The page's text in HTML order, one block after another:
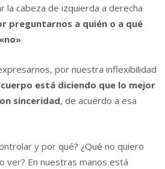
la cabeza de izquierda a derecha
preguntarnos a quién o a qué
.
por nuestra inflexibilidad
está diciendo que lo mejor
sinceridad, de acuerdo a esa
y por qué? ¿Qué no quiero
ver? En nuestras manos está